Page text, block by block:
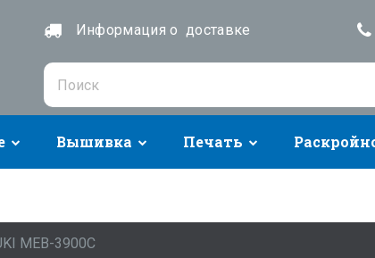
Информация о доставке
Вышивка Печать
MEB-3900C